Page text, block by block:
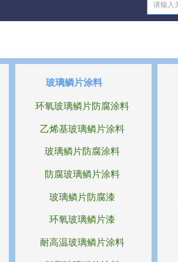
玻璃鳞片涂料
环氧玻璃鳞片防腐涂料
乙烯基玻璃鳞片涂料
玻璃鳞片防腐涂料
防腐玻璃鳞片涂料
玻璃鳞片防腐漆
环氧玻璃鳞片漆
耐高温玻璃鳞片涂料